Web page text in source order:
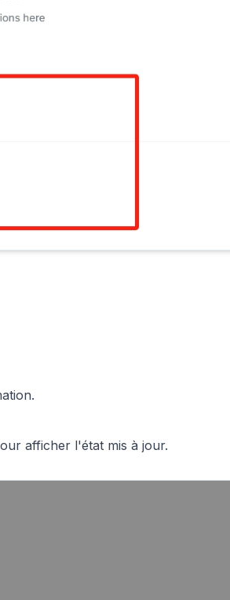
afficher l'état mis à jour.